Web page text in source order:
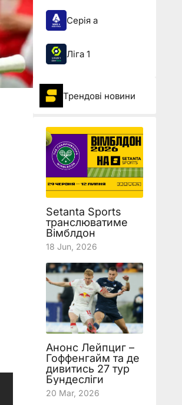
Серія а
Ліга 1
Трендові новини
Setanta Sports
транслюватиме
Вімблдон
18 Jun, 2026
Анонс Лейпциг –
Гоффенгайм та де
дивитись 27 тур
Бундесліги
20 Mar, 2026